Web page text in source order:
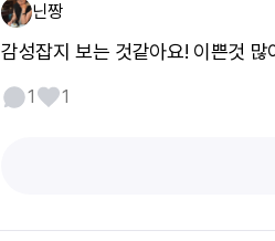
닌짱
감성잡지 보는 것같아요! 이쁜것
1 1